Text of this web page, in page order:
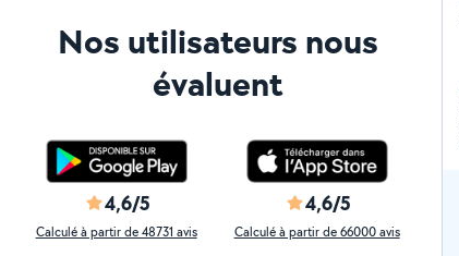
Nos utilisateurs nous
évaluent
4,6/5
Calculé à partir de 48731 avis
4,6/5
Calculé à partir de 66000 avis